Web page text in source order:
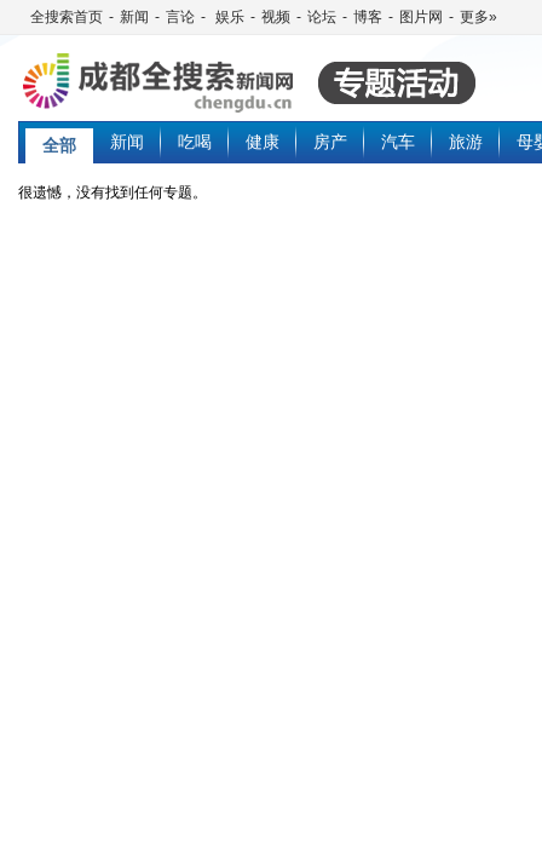
全搜索首页 - 新闻 - 言论 - 娱乐 - 视频 - 论坛 - 博客 - 图片网 - 更多»
全部 新闻 吃喝 健康 房产 汽车 旅游 母
很遗憾，没有找到任何专题。